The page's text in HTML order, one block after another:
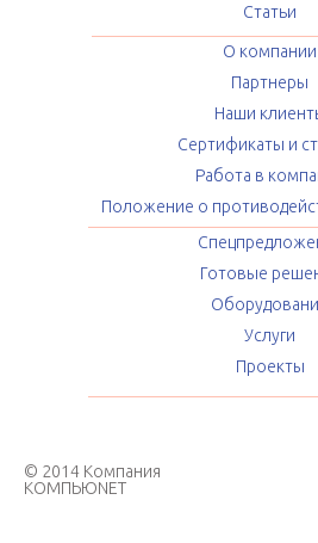
Статьи
О компании
Партнеры
Наши
Сертификаты и
Работа в
Положение о
Готовые
Услуги
Проекты
© 2014 Компания
КОМПЬЮNET